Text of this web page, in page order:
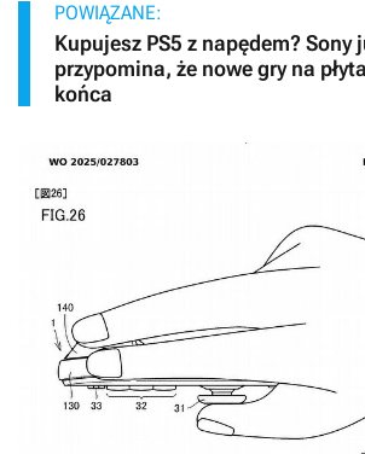
POWIĄZANE:
Kupujesz PS5 z napędem? Sony
przypomina, że nowe gry na
końca